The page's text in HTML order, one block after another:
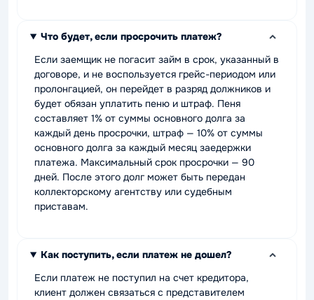
Что будет, если просрочить платеж?
Если заемщик не погасит займ в срок, указанный в
договоре, и не воспользуется грейс-периодом или
пролонгацией, он перейдет в разряд должников и
будет обязан уплатить пеню и штраф. Пеня
составляет 1% от суммы основного долга за
каждый день просрочки, штраф — 10% от суммы
основного долга за каждый месяц заедержки
платежа. Максимальный срок просрочки — 90
дней. После этого долг может быть передан
коллекторскому агентству или судебным
приставам.
Как поступить, если платеж не дошел?
Если платеж не поступил на счет кредитора,
клиент должен связаться с представителем